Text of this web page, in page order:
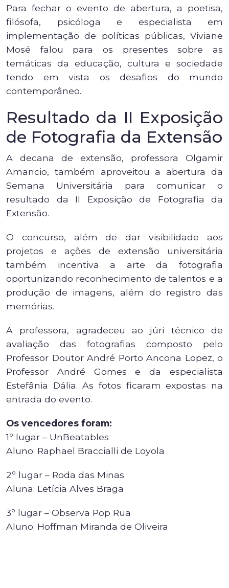
Para fechar o evento de abertura, a poetisa,
filósofa, psicóloga e especialista em
implementação de políticas públicas, Viviane
Mosé falou para os presentes sobre as
temáticas da educação, cultura e sociedade
tendo em vista os desafios do mundo
contemporâneo.
Resultado da II Exposição
de Fotografia da Extensão
A decana de extensão, professora Olgamir
Amancio, também aproveitou a abertura da
Semana Universitária para comunicar o
resultado da II Exposição de Fotografia da
Extensão.
O concurso, além de dar visibilidade aos
projetos e ações de extensão universitária
também incentiva a arte da fotografia
oportunizando reconhecimento de talentos e a
produção de imagens, além do registro das
memórias.
A professora, agradeceu ao júri técnico de
avaliação das fotografias composto pelo
Professor Doutor André Porto Ancona Lopez, o
Professor André Gomes e da especialista
Estefânia Dália. As fotos ficaram expostas na
entrada do evento.
Os vencedores foram:
1º lugar – UnBeatables
Aluno: Raphael Braccialli de Loyola
2º lugar – Roda das Minas
Aluna: Letícia Alves Braga
3º lugar – Observa Pop Rua
Aluno: Hoffman Miranda de Oliveira